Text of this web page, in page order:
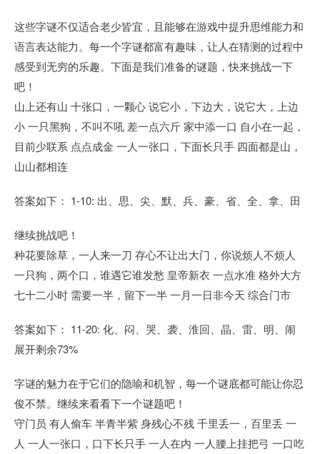
这些字谜不仅适合老少皆宜，且能够在游戏中提升思维能力和
语言表达能力。每一个字谜都富有趣味，让人在猜测的过程中
感受到无穷的乐趣。下面是我们准备的谜题，快来挑战一下
吧！
山上还有山 十张口，一颗心 说它小，下边大，说它大，上边
小 一只黑狗，不叫不吼 差一点六斤 家中添一口 自小在一起，
目前少联系 点点成金 一人一张口，下面长只手 四面都是山，
山山都相连
答案如下： 1-10: 出、思、尖、默、兵、豪、省、全、拿、田
继续挑战吧！
种花要除草，一人来一刀 存心不让出大门，你说烦人不烦人
一只狗，两个口，谁遇它谁发愁 皇帝新衣 一点水准 格外大方
七十二小时 需要一半，留下一半 一月一日非今天 综合门市
答案如下： 11-20: 化、闷、哭、袭、淮回、晶、雷、明、闹
展开剩余73%
字谜的魅力在于它们的隐喻和机智，每一个谜底都可能让你忍
俊不禁。继续来看看下一个谜题吧！
守门员 有人偷车 半青半紫 身残心不残 千里丢一，百里丢 一
人 一人一张口，口下长只手 一人在内 一人腰上挂把弓 一口吃